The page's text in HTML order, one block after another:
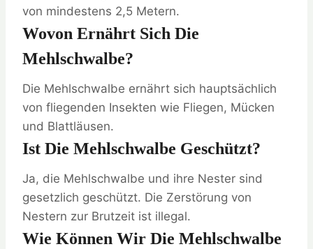
von mindestens 2,5 Metern.
Wovon Ernährt Sich Die
Mehlschwalbe?
Die Mehlschwalbe ernährt sich hauptsächlich
von fliegenden Insekten wie Fliegen, Mücken
und Blattläusen.
Ist Die Mehlschwalbe Geschützt?
Ja, die Mehlschwalbe und ihre Nester sind
gesetzlich geschützt. Die Zerstörung von
Nestern zur Brutzeit ist illegal.
Wie Können Wir Die Mehlschwalbe